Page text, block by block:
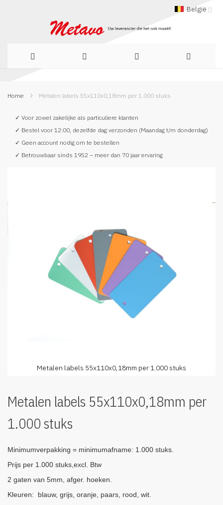
België
naar
Home Metalen labels 55x110x0,18mm per 1.000 stuks
✓ Voor zowel zakelijke als particuliere klanten
✓ Bestel voor 12:00, dezelfde dag verzonden (Maandag t/m donderdag)
✓ Geen account nodig om te bestellen
✓ Betrouwbaar sinds 1952 – meer dan 70 jaar ervaring
einde
Metalen labels 55x110x0,18mm per 1.000 stuks
het
van
de
gallerij
Metalen labels 55x110x0,18mm per
1.000 stuks
Minimumverpakking = minimumafname: 1.000 stuks.
Prijs per 1.000 stuks,excl. Btw
2 gaten van 5mm, afger. hoeken.
Kleuren: blauw, grijs, oranje, paars, rood, wit.